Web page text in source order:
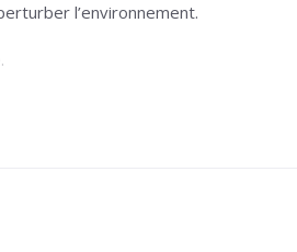
l’environnement.
ai demandé sur la plateforme.